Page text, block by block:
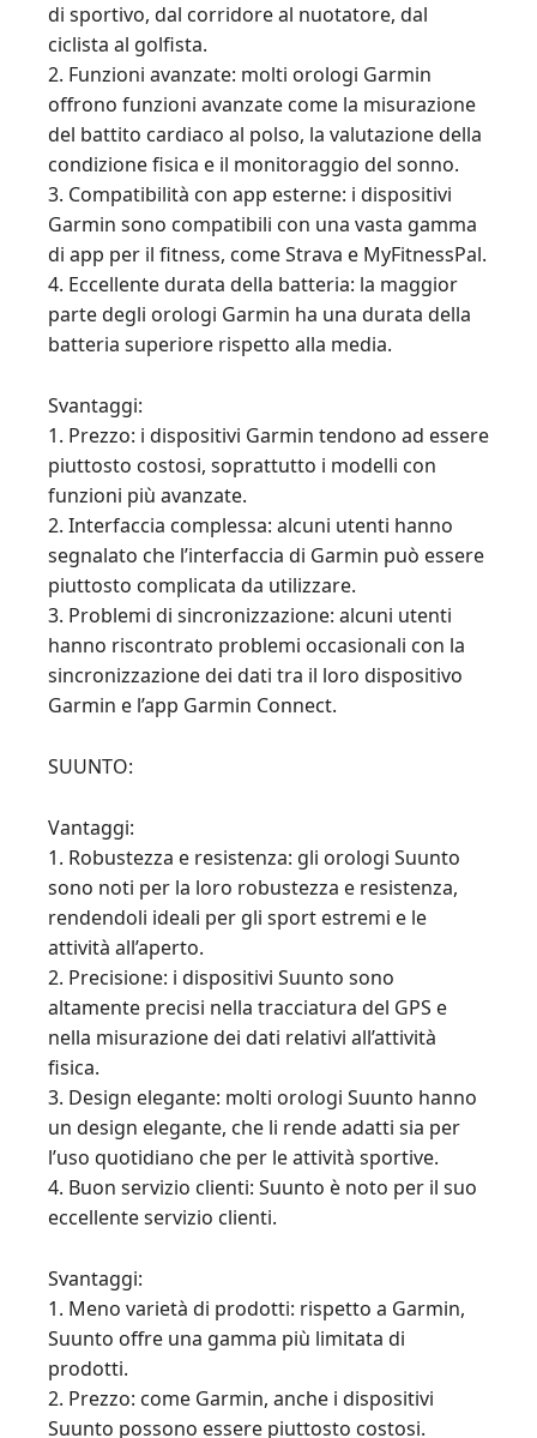
di sportivo, dal corridore al nuotatore, dal
ciclista al golfista.
2. Funzioni avanzate: molti orologi Garmin
offrono funzioni avanzate come la misurazione
del battito cardiaco al polso, la valutazione della
condizione fisica e il monitoraggio del sonno.
3. Compatibilità con app esterne: i dispositivi
Garmin sono compatibili con una vasta gamma
di app per il fitness, come Strava e MyFitnessPal.
4. Eccellente durata della batteria: la maggior
parte degli orologi Garmin ha una durata della
batteria superiore rispetto alla media.
Svantaggi:
1. Prezzo: i dispositivi Garmin tendono ad essere
piuttosto costosi, soprattutto i modelli con
funzioni più avanzate.
2. Interfaccia complessa: alcuni utenti hanno
segnalato che l’interfaccia di Garmin può essere
piuttosto complicata da utilizzare.
3. Problemi di sincronizzazione: alcuni utenti
hanno riscontrato problemi occasionali con la
sincronizzazione dei dati tra il loro dispositivo
Garmin e l’app Garmin Connect.
SUUNTO:
Vantaggi:
1. Robustezza e resistenza: gli orologi Suunto
sono noti per la loro robustezza e resistenza,
rendendoli ideali per gli sport estremi e le
attività all’aperto.
2. Precisione: i dispositivi Suunto sono
altamente precisi nella tracciatura del GPS e
nella misurazione dei dati relativi all’attività
fisica.
3. Design elegante: molti orologi Suunto hanno
un design elegante, che li rende adatti sia per
l’uso quotidiano che per le attività sportive.
4. Buon servizio clienti: Suunto è noto per il suo
eccellente servizio clienti.
Svantaggi:
1. Meno varietà di prodotti: rispetto a Garmin,
Suunto offre una gamma più limitata di
prodotti.
2. Prezzo: come Garmin, anche i dispositivi
Suunto possono essere piuttosto costosi.